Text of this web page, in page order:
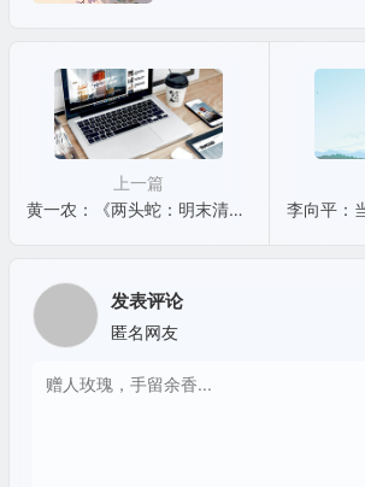
上一篇
黄一农：《两头蛇：明末清初的第一代天主教徒》（2015再版）
发表评论
匿名网友